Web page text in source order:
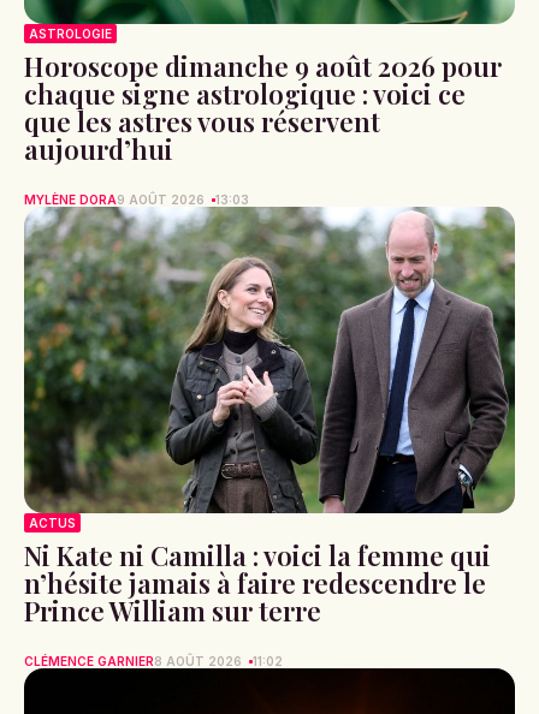
ASTROLOGIE
Horoscope dimanche 9 août 2026 pour
chaque signe astrologique : voici ce
que les astres vous réservent
aujourd’hui
MYLÈNE DORA9 AOÛT 2026 13:03
ACTUS
Ni Kate ni Camilla : voici la femme qui
n’hésite jamais à faire redescendre le
Prince William sur terre
CLÉMENCE GARNIER8 AOÛT 2026 11:02